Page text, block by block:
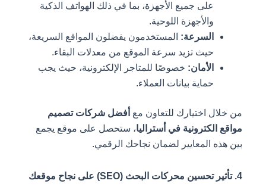
على جميع الأجهزة، بما في ذلك الهواتف الذكية
والأجهزة اللوحية.
المستخدمون يفضلون المواقع السريعة،
حيث تزيد سرعة الموقع من معدلات البقاء.
خصوصًا للمتاجر الإلكترونية، حيث يجب
حماية بيانات العملاء.
اختيارك للتعاون معأفضل شركات تصميم
في أستراليا، ستحصل على موقع يجمع
المعايير لضمان نجاحك الرقمي.